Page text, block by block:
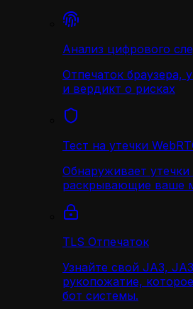
Анализ цифрового
Отпечаток браузера,
и вердикт о рисках
Тест на утечки
Обнаруживает утечки
раскрывающие ваше
TLS Отпечаток
Узнайте свой JA3,
рукопожатие,
бот системы.